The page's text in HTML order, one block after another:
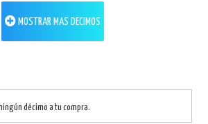
MOSTRAR MAS DECIMOS
décimo a tu compra.